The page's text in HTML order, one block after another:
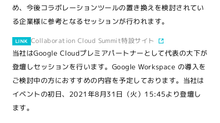
め、今後コラボレーションツールの置き換えを検討されてい
る企業様に参考となるセッションが行われます。
LINK Collaboration Cloud Summit特設サイト
当社はGoogle Cloudプレミアパートナーとして代表の大下が
登壇しセッションを行います。Google Workspace の導入を
ご検討中の方におすすめの内容を予定しております。当社は
イベントの初日、2021年8月31日（火）15:45より登壇し
ます。